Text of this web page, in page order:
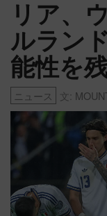
リア、
ルラン
能性を
ニュース 文: